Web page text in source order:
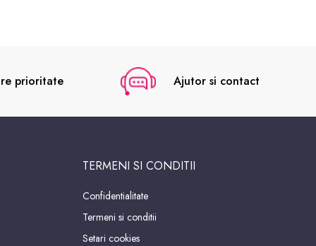
prioritate Ajutor si contact
TERMENI SI CONDITII
Confidentialitate
Termeni si conditii
Setari cookies